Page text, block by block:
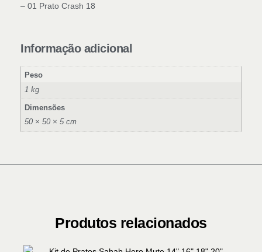
– 01 Prato Crash 18
Informação adicional
Peso
1 kg
Dimensões
50 × 50 × 5 cm
Produtos relacionados